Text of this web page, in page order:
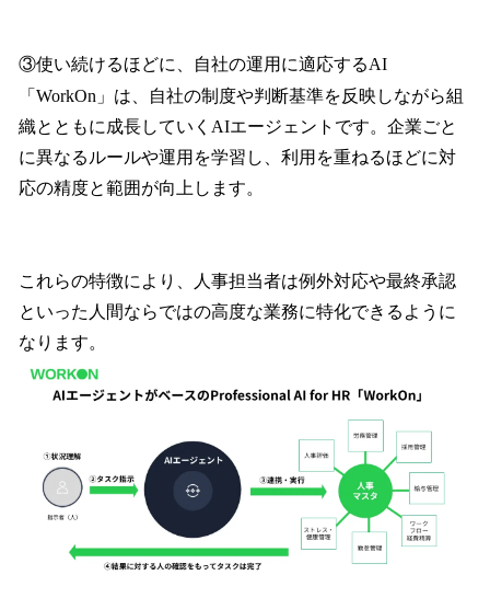
③使い続けるほどに、自社の運用に適応するAI
「WorkOn」は、自社の制度や判断基準を反映しながら組
織とともに成長していくAIエージェントです。企業ごと
に異なるルールや運用を学習し、利用を重ねるほどに対
応の精度と範囲が向上します。
これらの特徴により、人事担当者は例外対応や最終承認
といった人間ならではの高度な業務に特化できるように
なります。